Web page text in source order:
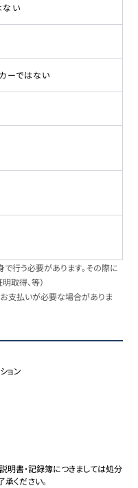
ない
ーではない
行う必要があります。その際に
取得、等）
支払いが必要な場合がありま
ョン
明書・記録簿につきましては処分
ください。